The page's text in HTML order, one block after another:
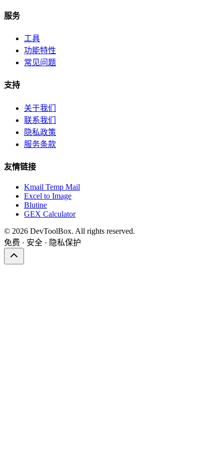
服务
工具
功能特性
常见问题
支持
关于我们
联系我们
隐私政策
服务条款
友情链接
Kmail Temp Mail
Excel to Image
Blutine
GEX Calculator
© 2026 DevToolBox. All rights reserved.
免费 · 安全 · 隐私保护